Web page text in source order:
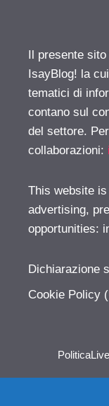
Il presente
IsayBlog! la
tematici di
contano sul
del settore.
collaborazioni:
This website
advertising,
opportunities:
Dichiarazione
Cookie Policy